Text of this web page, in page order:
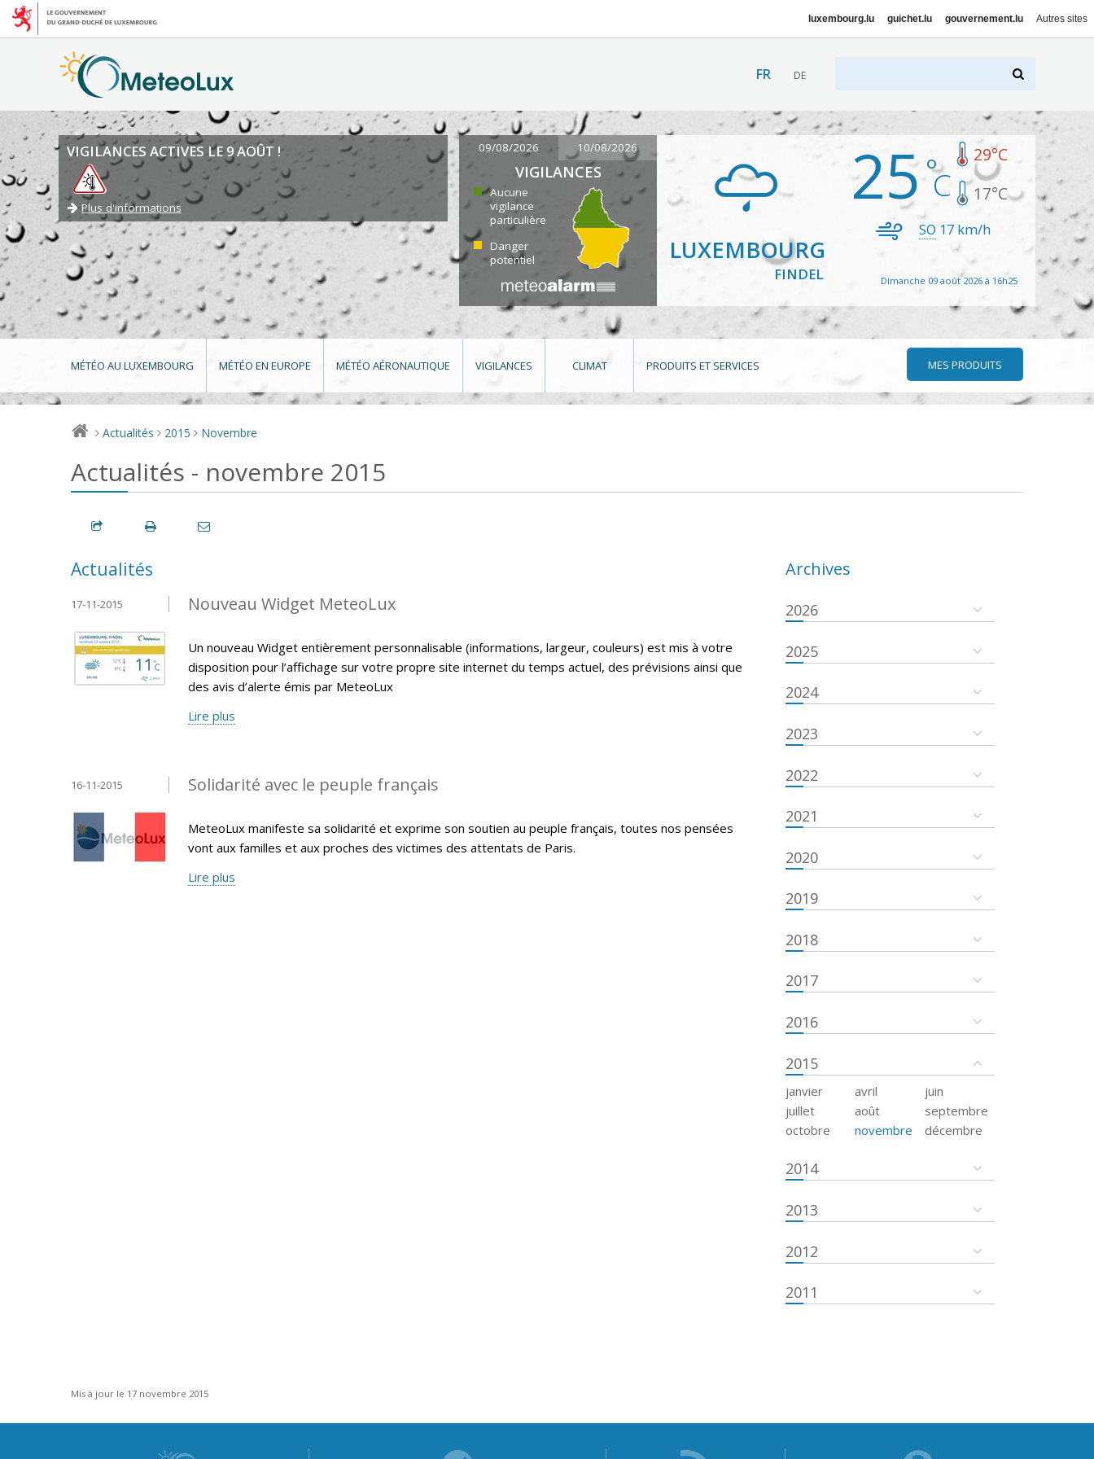
luxembourg.lu guichet.lu gouvernement.lu Autres sites
FR DE
VIGILANCES ACTIVES LE 9 AOÛT !
Plus d'informations
09/08/2026 10/08/2026
VIGILANCES
Aucune
vigilance
particulière
Danger
potentiel
LUXEMBOURG
FINDEL
25 29°C
17°C
SO 17 km/h
Dimanche 09 août 2026 à 16h25
MÉTÉO AU LUXEMBOURG MÉTÉO EN EUROPE MÉTÉO AÉRONAUTIQUE VIGILANCES CLIMAT PRODUITS ET SERVICES MES PRODUITS
> Actualités > 2015 > Novembre
Actualités - novembre 2015
Actualités
Nouveau Widget MeteoLux
17-11-2015
Un nouveau Widget entièrement personnalisable (informations, largeur, couleurs) est mis à votre
disposition pour l’affichage sur votre propre site internet du temps actuel, des prévisions ainsi que
des avis d’alerte émis par MeteoLux
Lire plus
Solidarité avec le peuple français
16-11-2015
MeteoLux manifeste sa solidarité et exprime son soutien au peuple français, toutes nos pensées
vont aux familles et aux proches des victimes des attentats de Paris.
Lire plus
Archives
2026
2025
2024
2023
2022
2021
2020
2019
2018
2017
2016
2015
janvier avril
juin
juillet
août
septembre
octobre
novembre décembre
2014
2013
2012
2011
Mis à jour le 17 novembre 2015